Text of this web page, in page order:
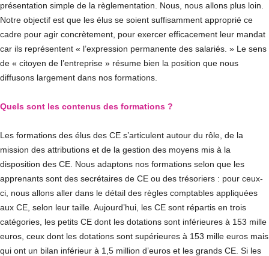
présentation simple de la règlementation. Nous, nous allons plus loin.
Notre objectif est que les élus se soient suffisamment approprié ce
cadre pour agir concrètement, pour exercer efficacement leur mandat
car ils représentent « l’expression permanente des salariés. » Le sens
de « citoyen de l’entreprise » résume bien la position que nous
diffusons largement dans nos formations.
Quels sont les contenus des formations ?
Les formations des élus des CE s’articulent autour du rôle, de la
mission des attributions et de la gestion des moyens mis à la
disposition des CE. Nous adaptons nos formations selon que les
apprenants sont des secrétaires de CE ou des trésoriers : pour ceux-
ci, nous allons aller dans le détail des règles comptables appliquées
aux CE, selon leur taille. Aujourd’hui, les CE sont répartis en trois
catégories, les petits CE dont les dotations sont inférieures à 153 mille
euros, ceux dont les dotations sont supérieures à 153 mille euros mais
qui ont un bilan inférieur à 1,5 million d’euros et les grands CE. Si les